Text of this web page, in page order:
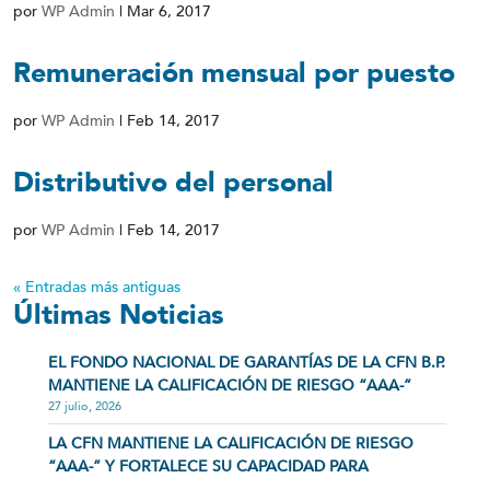
por WP Admin | Mar 6, 2017
Remuneración mensual por puesto
por WP Admin | Feb 14, 2017
Distributivo del personal
por WP Admin | Feb 14, 2017
« Entradas más antiguas
Últimas Noticias
EL FONDO NACIONAL DE GARANTÍAS DE LA CFN B.P.
MANTIENE LA CALIFICACIÓN DE RIESGO “AAA-”
27 julio, 2026
LA CFN MANTIENE LA CALIFICACIÓN DE RIESGO
“AAA-” Y FORTALECE SU CAPACIDAD PARA